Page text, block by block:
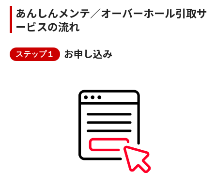
あんしんメンテ／オーバーホール引取サ
ービスの流れ
ステップ１ お申し込み